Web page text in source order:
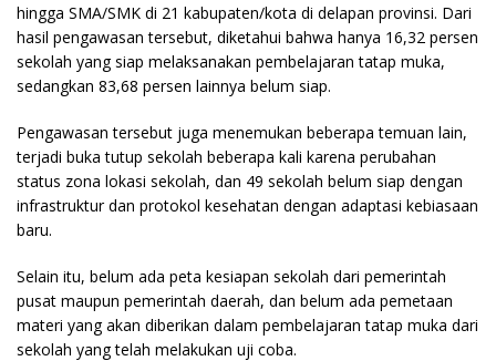
hingga SMA/SMK di 21 kabupaten/kota di delapan provinsi. Dari
hasil pengawasan tersebut, diketahui bahwa hanya 16,32 persen
sekolah yang siap melaksanakan pembelajaran tatap muka,
sedangkan 83,68 persen lainnya belum siap.
Pengawasan tersebut juga menemukan beberapa temuan lain,
terjadi buka tutup sekolah beberapa kali karena perubahan
status zona lokasi sekolah, dan 49 sekolah belum siap dengan
infrastruktur dan protokol kesehatan dengan adaptasi kebiasaan
baru.
Selain itu, belum ada peta kesiapan sekolah dari pemerintah
pusat maupun pemerintah daerah, dan belum ada pemetaan
materi yang akan diberikan dalam pembelajaran tatap muka dari
sekolah yang telah melakukan uji coba.